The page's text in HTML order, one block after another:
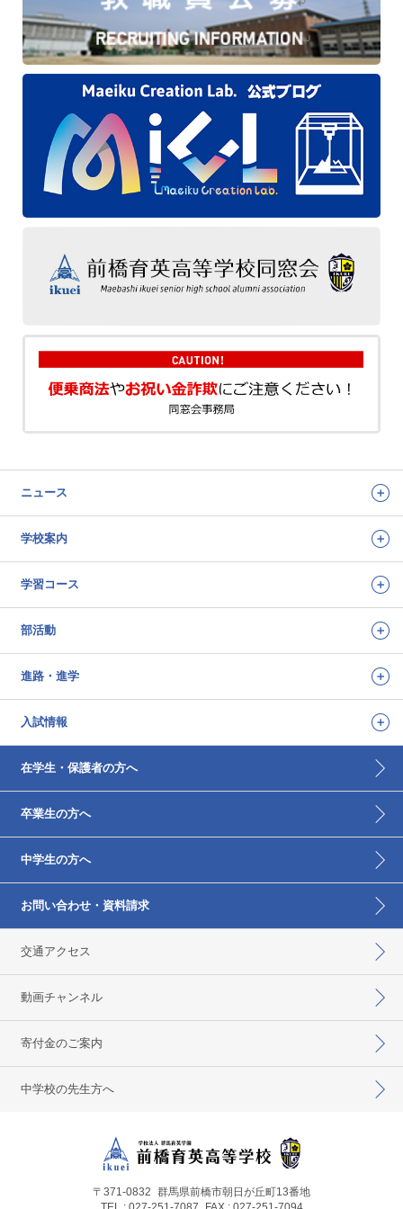
ニュース
学校案内
学習コース
部活動
進路・進学
入試情報
在学生・保護者の方へ
卒業生の方へ
中学生の方へ
お問い合わせ・資料請求
交通アクセス
動画チャンネル
寄付金のご案内
中学校の先生方へ
〒371-0832 群馬県前橋市朝日が丘町13番地